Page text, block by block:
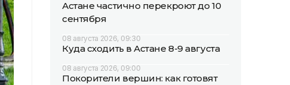
Астане частично перекроют до 10
сентября
08 августа 2026, 09:30
Куда сходить в Астане 8-9 августа
08 августа 2026, 09:00
Покорители вершин: как готовят